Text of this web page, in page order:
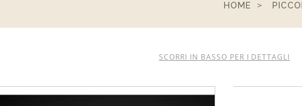
HOME
SCORRI IN BASSO PER I DETTAGLI